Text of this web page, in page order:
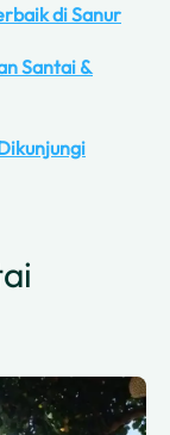
di Sanur
Santai &